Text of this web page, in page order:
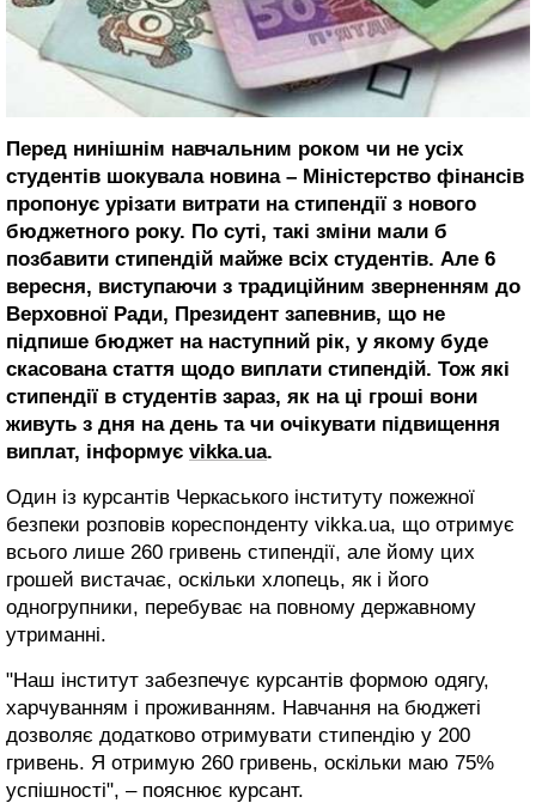
Перед нинішнім навчальним роком чи не усіх
студентів шокувала новина – Міністерство фінансів
пропонує урізати витрати на стипендії з нового
бюджетного року. По суті, такі зміни мали б
позбавити стипендій майже всіх студентів. Але 6
вересня, виступаючи з традиційним зверненням до
Верховної Ради, Президент запевнив, що не
підпише бюджет на наступний рік, у якому буде
скасована стаття щодо виплати стипендій. Тож які
стипендії в студентів зараз, як на ці гроші вони
живуть з дня на день та чи очікувати підвищення
виплат, інформує vikka.ua.
Один із курсантів Черкаського інституту пожежної
безпеки розповів кореспонденту vikka.ua, що отримує
всього лише 260 гривень стипендії, але йому цих
грошей вистачає, оскільки хлопець, як і його
одногрупники, перебуває на повному державному
утриманні.
"Наш інститут забезпечує курсантів формою одягу,
харчуванням і проживанням. Навчання на бюджеті
дозволяє додатково отримувати стипендію у 200
гривень. Я отримую 260 гривень, оскільки маю 75%
успішності", – пояснює курсант.